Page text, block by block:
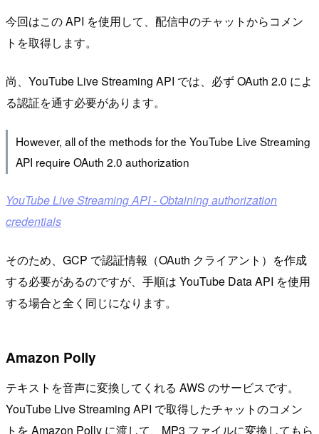
今回はこの API を使用して、配信中のチャットからコメン
トを取得します。
尚、YouTube Live Streaming API では、必ず OAuth 2.0 によ
る認証を通す必要があります。
However, all of the methods for the YouTube Live Streaming
API require OAuth 2.0 authorization
YouTube Live Streaming API - Obtaining authorization
credentials
そのため、GCP で認証情報（OAuth クライアント）を作成
する必要があるのですが、手順は YouTube Data API を使用
する場合と全く同じになります。
Amazon Polly
テキストを音声に変換してくれる AWS のサービスです。
YouTube Live Streaming API で取得したチャットのコメン
トを Amazon Polly に渡して、MP3 ファイルに変換してもら